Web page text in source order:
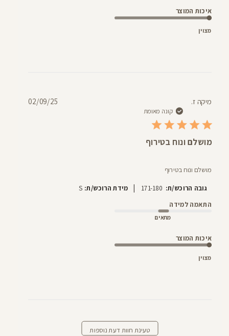
איכות המוצר
מצוין
מיקה ז.
קונה מאומת
מושלם ונוח בטירוף
מושלם ונוח בטירוף
גובה הרוכש/ת: 171-180
| מידת הרוכש/ת: S
התאמה למידה
מתאים
איכות המוצר
מצוין
תאריך02/09/25
טעינת חוות דעת נוספות